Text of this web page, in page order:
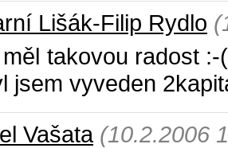
Lišák-Filip Rydlo
takovou radost
jsem vyveden
Vašata (10.2.2006